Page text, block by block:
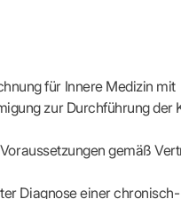
Prä-/Poststationäre
VERTRÄGE & RECHT
Rechtsquellen
für Innere Medizin mit
zur Durchführung der
gemäß
Diagnose einer chronisch-